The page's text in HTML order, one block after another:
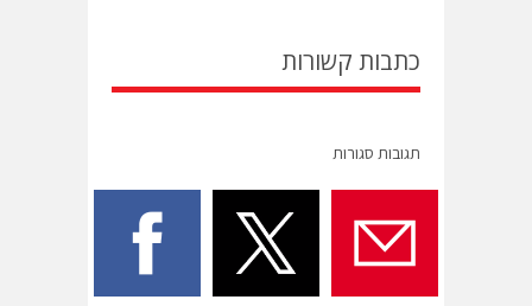
כתבות קשורות
תגובות סגורות